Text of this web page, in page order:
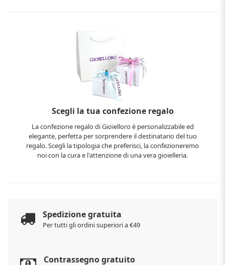
Scegli la tua confezione regalo
La confezione regalo di Gioielloro è personalizzabile ed
elegante, perfetta per sorprendere il destinatario del tuo
regalo. Scegli la tipologia che preferisci, la confezioneremo
noi con la cura e l'attenzione di una vera gioielleria.
Spedizione gratuita
Per tutti gli ordini superiori a €49
Contrassegno gratuito